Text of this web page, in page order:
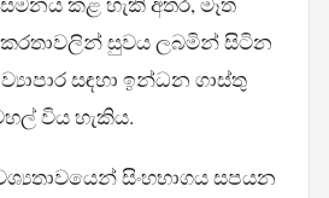
සුවය ලබමින් සිටින
සඳහා ඉන්ධන ගාස්තු
විය හැකිය.
සිංහභාගය සපයන